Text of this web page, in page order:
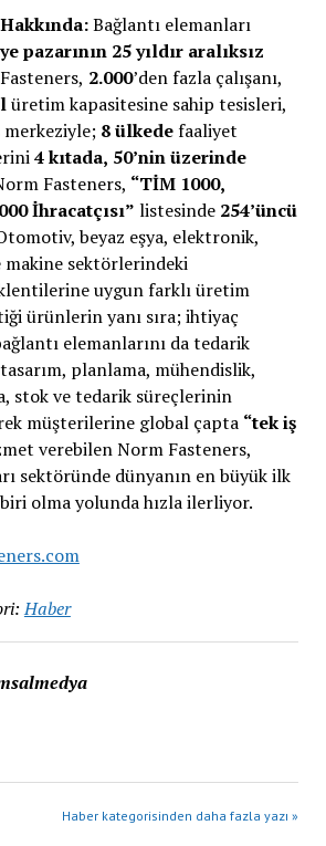
Bağlantı elemanları
pazarının 25 yıldır aralıksız
2.000’den fazla çalışanı,
üretim kapasitesine sahip tesisleri,
8 ülkedefaaliyet
4 kıtada, 50’nin üzerinde
Fasteners, “TİM 1000,
İhracatçısı” listesinde 254’üncü
beyaz eşya, elektronik,
makine sektörlerindeki
uygun farklı üretim
ürünlerin yanı sıra; ihtiyaç
elemanlarını da tedarik
planlama, mühendislik,
stok ve tedarik süreçlerinin
müşterilerine global çapta “tek iş
verebilen Norm Fasteners,
sektöründe dünyanın en büyük ilk
olma yolunda hızla ilerliyor.
Haber
Haber kategorisinden daha fazla yazı »